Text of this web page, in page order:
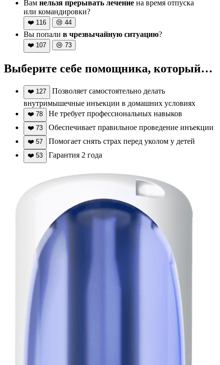
Вам нельзя прерывать лечение на время отпуска
или командировки?
❤️ 116 😢 44
Вы попали в чрезвычайную ситуацию?
❤️ 107 😢 73
Выберите себе помощника, который…
❤️ 127
Позволяет самостоятельно делать
внутримышечные инъекции в домашних условиях
❤️ 78 Не требует профессиональных навыков
❤️ 73 Обеспечивает правильное проведение инъекции
❤️ 57 Помогает снять страх перед уколом у детей
❤️ 53 Гарантия 2 года